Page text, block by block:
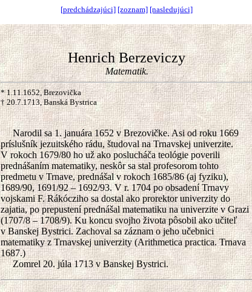
[predchádzajúci] [zoznam] [nasledujúci]
Henrich Berzeviczy
Matematik.
* 1.11.1652, Brezovička
† 20.7.1713, Banská Bystrica
Narodil sa 1. januára 1652 v Brezovičke. Asi od roku 1669
príslušník jezuitského rádu, študoval na Trnavskej univerzite.
V rokoch 1679/80 ho už ako poslucháča teológie poverili
prednášaním matematiky, neskôr sa stal profesorom tohto
predmetu v Trnave, prednášal v rokoch 1685/86 (aj fyziku),
1689/90, 1691/92 – 1692/93. V r. 1704 po obsadení Trnavy
vojskami F. Rákócziho sa dostal ako prorektor univerzity do
zajatia, po prepustení prednášal matematiku na univerzite v Grazi
(1707/8 – 1708/9). Ku koncu svojho života pôsobil ako učiteľ
v Banskej Bystrici. Zachoval sa záznam o jeho učebnici
matematiky z Trnavskej univerzity (Arithmetica practica. Trnava
1687.)
Zomrel 20. júla 1713 v Banskej Bystrici.